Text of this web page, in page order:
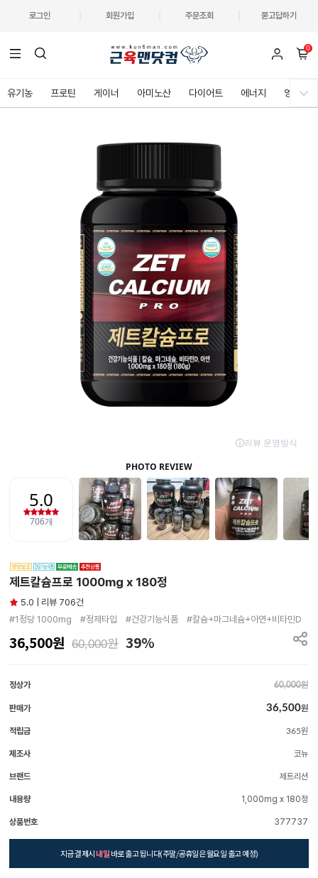
로그인 회원가입 주문조회 묻고답하기
0
유기농 프로틴 게이너 아미노산 다이어트 에너지 영양제
제트칼슘프로 1000mg x 180정
5.0 | 리뷰 706건
#1정당 1000mg　#정제타입　#건강기능식품　#칼슘+마그네슘+아연+비타민D
36,500원 60,000원 39%
정상가 60,000원
판매가 36,500원
적립금 365원
제조사 코뉴
브랜드 제트리션
내용량 1,000mg x 180정
상품번호 377737
지금 결제시내일바로 출고 됩니다(주말/공휴일은 월요일 출고 예정)